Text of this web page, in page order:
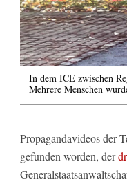
In dem ICE zwischen
Mehrere Menschen
Propagandavideos der
gefunden worden, der